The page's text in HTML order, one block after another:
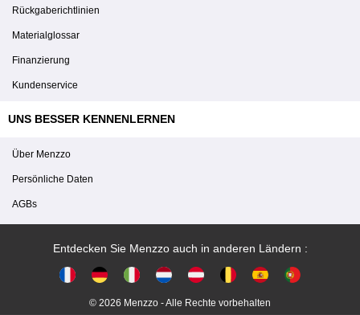
Rückgaberichtlinien
Materialglossar
Finanzierung
Kundenservice
UNS BESSER KENNENLERNEN
Über Menzzo
Persönliche Daten
AGBs
Entdecken Sie Menzzo auch in anderen Ländern :
© 2026 Menzzo - Alle Rechte vorbehalten